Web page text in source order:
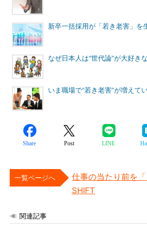
新卒一括採用が「若き老害」を
なぜ日本人は“世代論”が大好き
いま職場で“若き老害”が増えて
Share Post LINE
一覧ページへ
仕事の当たり前を
SHIFT
関連記事